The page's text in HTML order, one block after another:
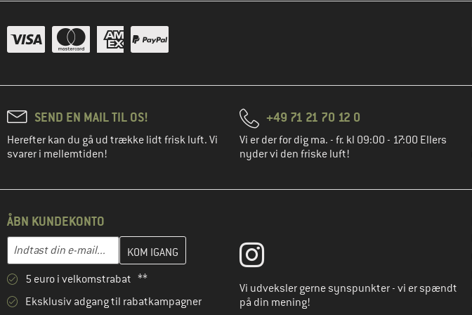
SEND EN MAIL TIL OS!
Herefter kan du gå ud trække lidt frisk luft. Vi
svarer i mellemtiden!
+49 71 21 70 12 0
Vi er der for dig ma. - fr. kl 09:00 - 17:00 Ellers
nyder vi den friske luft!
ÅBN KUNDEKONTO
E-mail-adresse
Indtast din e-mailadresse her, og opret i næste trin din kundekonto
5 euro i velkomstrabat **
Eksklusiv adgang til rabatkampagner
Vi udveksler gerne synspunkter - vi er spændt
på din mening!